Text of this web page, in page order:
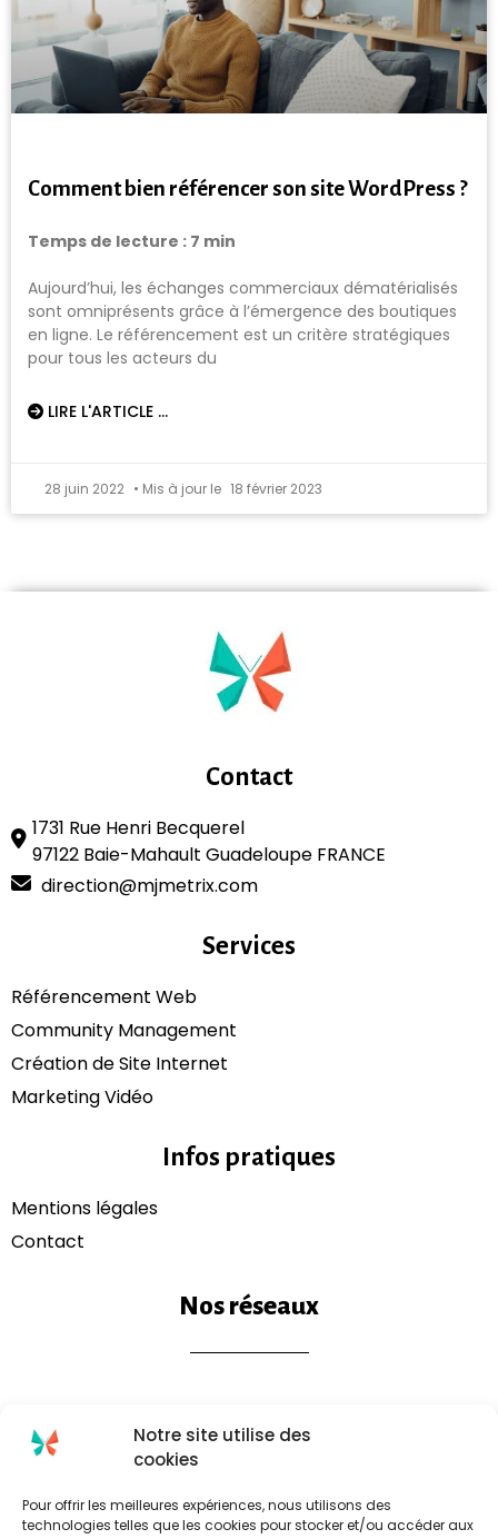
Notre site utilise des
cookies
Pour offrir les meilleures expériences, nous utilisons des
technologies telles que les cookies pour stocker et/ou accéder aux
Comment bien référencer son site WordPress ?
Temps de lecture : 7 min
Aujourd’hui, les échanges commerciaux dématérialisés
sont omniprésents grâce à l’émergence des boutiques
en ligne. Le référencement est un critère stratégiques
pour tous les acteurs du
LIRE L'ARTICLE ...
28 juin 2022 18 février 2023
Contact
1731 Rue Henri Becquerel
97122 Baie-Mahault Guadeloupe FRANCE
direction@mjmetrix.com
Services
Référencement Web
Community Management
Création de Site Internet
Marketing Vidéo
Infos pratiques
Mentions légales​
Contact
Nos réseaux